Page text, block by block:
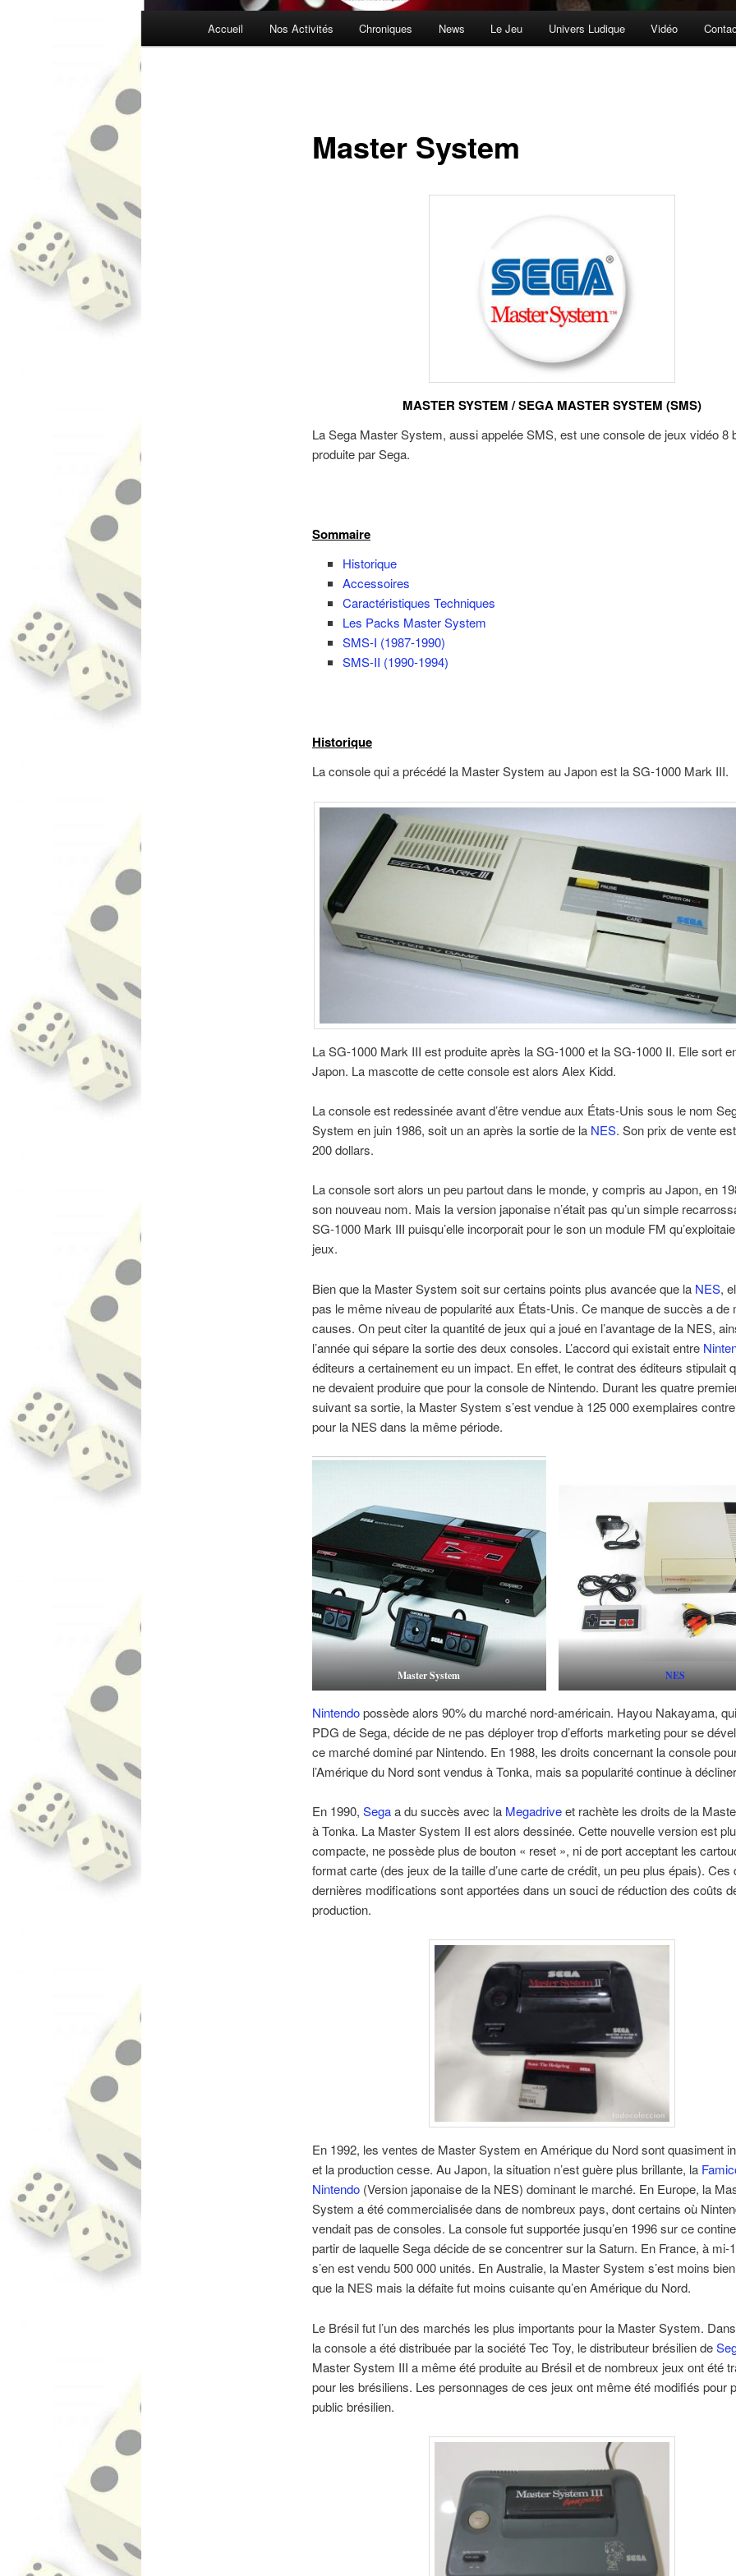
Accueil Nos Activités Chroniques News Le Jeu Univers Ludique Vidéo
Master System
MASTER SYSTEM / SEGA MASTER SYSTEM (SMS)
La Sega Master System, aussi appelée SMS, est une console de jeux vidéo 8
produite par Sega.
Sommaire
Historique
Accessoires
Caractéristiques Techniques
Les Packs Master System
SMS-I (1987-1990)
SMS-II (1990-1994)
Historique
La console qui a précédé la Master System au Japon est la SG-1000 Mark III.
La SG-1000 Mark III est produite après la SG-1000 et la SG-1000 II. Elle sort
Japon. La mascotte de cette console est alors Alex Kidd.
La console est redessinée avant d’être vendue aux États-Unis sous le nom
System en juin 1986, soit un an après la sortie de la NES. Son prix de vente
200 dollars.
La console sort alors un peu partout dans le monde, y compris au Japon, en
son nouveau nom. Mais la version japonaise n’était pas qu’un simple
SG-1000 Mark III puisqu’elle incorporait pour le son un module FM
jeux.
Bien que la Master System soit sur certains points plus avancée que la NES,
pas le même niveau de popularité aux États-Unis. Ce manque de succès a de
causes. On peut citer la quantité de jeux qui a joué en l’avantage de la NES,
l’année qui sépare la sortie des deux consoles. L’accord qui existait entre
éditeurs a certainement eu un impact. En effet, le contrat des éditeurs stipulait
ne devaient produire que pour la console de Nintendo. Durant les quatre
suivant sa sortie, la Master System s’est vendue à 125 000 exemplaires
pour la NES dans la même période.
Master System NES
Nintendopossède alors 90% du marché nord-américain. Hayou Nakayama,
PDG de Sega, décide de ne pas déployer trop d’efforts marketing pour se
ce marché dominé par Nintendo. En 1988, les droits concernant la console
l’Amérique du Nord sont vendus à Tonka, mais sa popularité continue à
En 1990, Segaa du succès avec la Megadriveet rachète les droits de la
à Tonka. La Master System II est alors dessinée. Cette nouvelle version est
compacte, ne possède plus de bouton « reset », ni de port acceptant les
format carte (des jeux de la taille d’une carte de crédit, un peu plus épais). Ces
dernières modifications sont apportées dans un souci de réduction des coûts
production.
En 1992, les ventes de Master System en Amérique du Nord sont quasiment
et la production cesse. Au Japon, la situation n’est guère plus brillante, la
Nintendo (Version japonaise de la NES) dominant le marché. En Europe, la
System a été commercialisée dans de nombreux pays, dont certains où
vendait pas de consoles. La console fut supportée jusqu’en 1996 sur ce
partir de laquelle Sega décide de se concentrer sur la Saturn. En France, à mi-
s’en est vendu 500 000 unités. En Australie, la Master System s’est moins
que la NES mais la défaite fut moins cuisante qu’en Amérique du Nord.
Le Brésil fut l’un des marchés les plus importants pour la Master System.
la console a été distribuée par la société Tec Toy, le distributeur brésilien de
Master System III a même été produite au Brésil et de nombreux jeux ont été
pour les brésiliens. Les personnages de ces jeux ont même été modifiés pour
public brésilien.